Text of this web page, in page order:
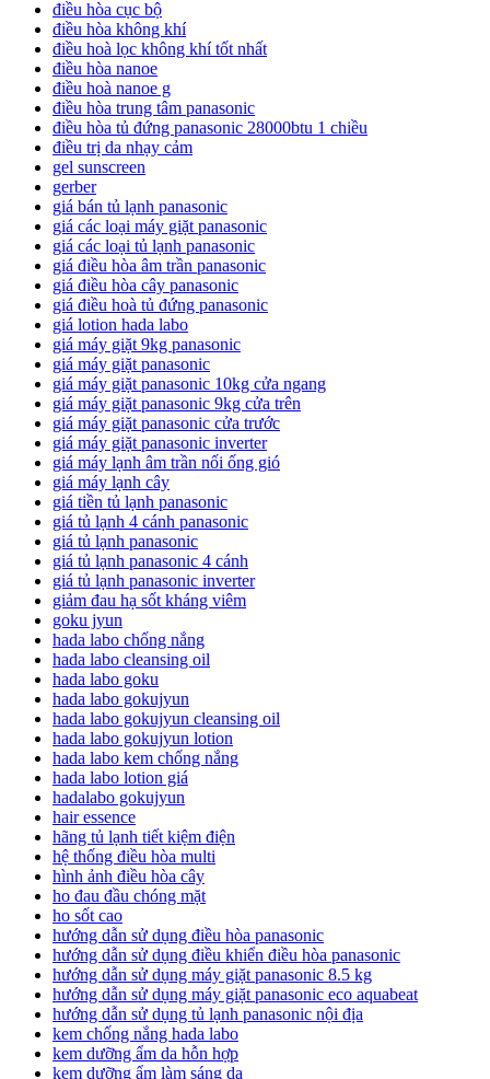
điều hòa cục bộ
điều hòa không khí
điều hoà lọc không khí tốt nhất
điều hòa nanoe
điều hoà nanoe g
điều hòa trung tâm panasonic
điều hòa tủ đứng panasonic 28000btu 1 chiều
điều trị da nhạy cảm
gel sunscreen
gerber
giá bán tủ lạnh panasonic
giá các loại máy giặt panasonic
giá các loại tủ lạnh panasonic
giá điều hòa âm trần panasonic
giá điều hòa cây panasonic
giá điều hoà tủ đứng panasonic
giá lotion hada labo
giá máy giặt 9kg panasonic
giá máy giặt panasonic
giá máy giặt panasonic 10kg cửa ngang
giá máy giặt panasonic 9kg cửa trên
giá máy giặt panasonic cửa trước
giá máy giặt panasonic inverter
giá máy lạnh âm trần nối ống gió
giá máy lạnh cây
giá tiền tủ lạnh panasonic
giá tủ lạnh 4 cánh panasonic
giá tủ lạnh panasonic
giá tủ lạnh panasonic 4 cánh
giá tủ lạnh panasonic inverter
giảm đau hạ sốt kháng viêm
goku jyun
hada labo chống nắng
hada labo cleansing oil
hada labo goku
hada labo gokujyun
hada labo gokujyun cleansing oil
hada labo gokujyun lotion
hada labo kem chống nắng
hada labo lotion giá
hadalabo gokujyun
hair essence
hãng tủ lạnh tiết kiệm điện
hệ thống điều hòa multi
hình ảnh điều hòa cây
ho đau đầu chóng mặt
ho sốt cao
hướng dẫn sử dụng điều hòa panasonic
hướng dẫn sử dụng điều khiển điều hòa panasonic
hướng dẫn sử dụng máy giặt panasonic 8.5 kg
hướng dẫn sử dụng máy giặt panasonic eco aquabeat
hướng dẫn sử dụng tủ lạnh panasonic nội địa
kem chống nắng hada labo
kem dưỡng ẩm da hỗn hợp
kem dưỡng ẩm làm sáng da